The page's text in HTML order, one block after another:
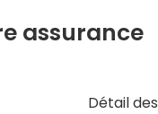
assurance
Détail